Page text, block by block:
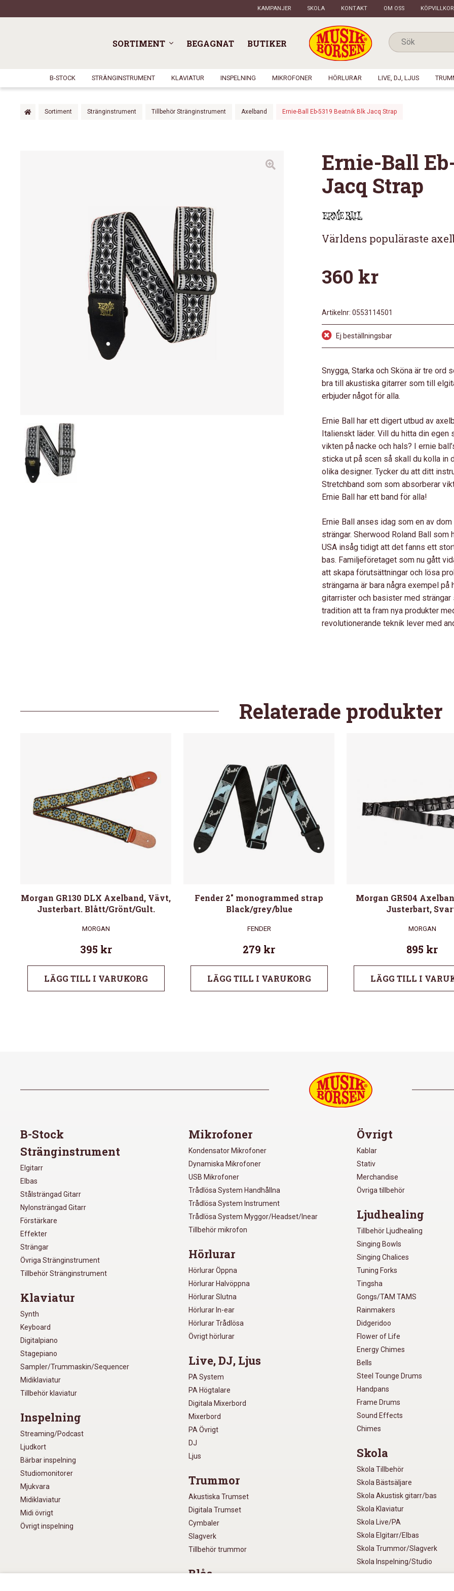
KAMPANJER SKOLA KONTAKT OM OSS
SORTIMENT BEGAGNAT BUTIKER
B-STOCK STRÄNGINSTRUMENT KLAVIATUR INSPELNING MIKROFONER HÖRLURAR LIVE, DJ, LJUS
Sortiment Stränginstrument Tillbehör Stränginstrument Axelband Ernie-Ball Eb-5319 Beatnik Blk Jacq Strap
Ernie-Ball
Jacq Strap
Världens populäraste
360 kr
Artikelnr: 0553114501
Ej beställningsbar
Snygga, Starka och Sköna är tre ord
bra till akustiska gitarrer som till
erbjuder något för alla.
Ernie Ball har ett digert utbud av
Italienskt läder. Vill du hitta din egen
vikten på nacke och hals? I ernie
sticka ut på scen så skall du kolla in
olika designer. Tycker du att ditt
Stretchband som som absorberar
Ernie Ball har ett band för alla!
Ernie Ball anses idag som en av
strängar. Sherwood Roland Ball
USA insåg tidigt att det fanns ett
bas. Familjeföretaget som nu gått
att skapa förutsättningar och lösa
strängarna är bara några exempel
gitarrister och basister med strängar
tradition att ta fram nya produkter
revolutionerande teknik lever med
Relaterade produkter
Morgan GR130 DLX Axelband, Vävt,
Justerbart. Blått/Grönt/Gult.
MORGAN
395 kr
LÄGG TILL I VARUKORG
Fender 2″ monogrammed strap
Black/grey/blue
FENDER
279 kr
LÄGG TILL I VARUKORG
Morgan GR504
Justerbart,
MORGAN
895 kr
LÄGG TILL I
B-Stock
Stränginstrument
Elgitarr
Elbas
Stålsträngad Gitarr
Nylonsträngad Gitarr
Förstärkare
Effekter
Strängar
Övriga Stränginstrument
Tillbehör Stränginstrument
Klaviatur
Synth
Keyboard
Digitalpiano
Stagepiano
Sampler/Trummaskin/Sequencer
Midiklaviatur
Tillbehör klaviatur
Inspelning
Streaming/Podcast
Ljudkort
Bärbar inspelning
Studiomonitorer
Mjukvara
Midiklaviatur
Midi övrigt
Övrigt inspelning
Mikrofoner
Kondensator Mikrofoner
Dynamiska Mikrofoner
USB Mikrofoner
Trådlösa System Handhållna
Trådlösa System Instrument
Trådlösa System Myggor/Headset/Inear
Tillbehör mikrofon
Hörlurar
Hörlurar Öppna
Hörlurar Halvöppna
Hörlurar Slutna
Hörlurar In-ear
Hörlurar Trådlösa
Övrigt hörlurar
Live, DJ, Ljus
PA System
PA Högtalare
Digitala Mixerbord
Mixerbord
PA Övrigt
DJ
Ljus
Trummor
Akustiska Trumset
Digitala Trumset
Cymbaler
Slagverk
Tillbehör trummor
Blås
Övrigt
Kablar
Stativ
Merchandise
Övriga tillbehör
Ljudhealing
Tillbehör Ljudhealing
Singing Bowls
Singing Chalices
Tuning Forks
Tingsha
Gongs/TAM TAMS
Rainmakers
Didgeridoo
Flower of Life
Energy Chimes
Bells
Steel Tounge Drums
Handpans
Frame Drums
Sound Effects
Chimes
Skola
Skola Tillbehör
Skola Bästsäljare
Skola Akustisk gitarr/bas
Skola Klaviatur
Skola Live/PA
Skola Elgitarr/Elbas
Skola Trummor/Slagverk
Skola Inspelning/Studio